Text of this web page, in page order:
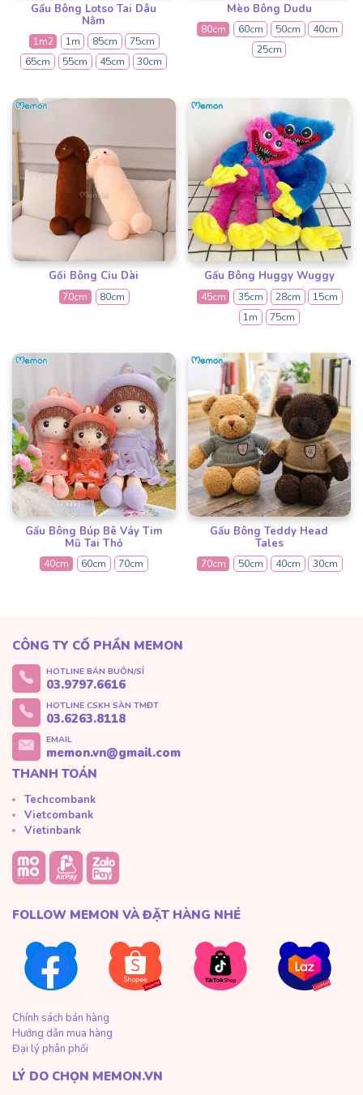
Gấu Bông Lotso Tai Dâu
Nằm
1m2 1m 85cm
75cm
65cm
55cm 45cm 30cm
Mèo Bông Dudu
80cm 60cm 50cm
40cm
25cm
Gối Bông Ciu Dài
70cm 80cm
Gấu Bông Huggy Wuggy
45cm 35cm 28cm
15cm
1m
75cm
Gấu Bông Búp Bê Váy Tim
Mũ Tai Thỏ
40cm 60cm 70cm
Gấu Bông Teddy Head
Tales
70cm 50cm 40cm 30cm
CÔNG TY CỔ PHẦN MEMON
HOTLINE BÁN BUÔN/SỈ
03.9797.6616
HOTLINE CSKH SÀN TMĐT
03.6263.8118
EMAIL
memon.vn@gmail.com
THANH TOÁN
Techcombank
Vietcombank
Vietinbank
FOLLOW MEMON VÀ ĐẶT HÀNG NHÉ
Chính sách bán hàng
Hướng dẫn mua hàng
Đại lý phân phối
LÝ DO CHỌN MEMON.VN